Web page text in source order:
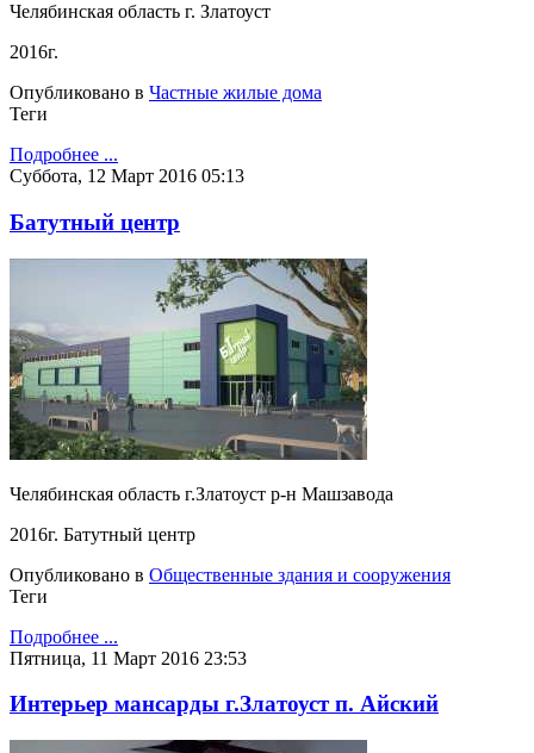
Челябинская область г. Златоуст
2016г.
Опубликовано в Частные жилые дома
Теги
Подробнее ...
Суббота, 12 Март 2016 05:13
Батутный центр
Челябинская область г.Златоуст р-н Машзавода
2016г. Батутный центр
Опубликовано в Общественные здания и сооружения
Теги
Подробнее ...
Пятница, 11 Март 2016 23:53
Интерьер мансарды г.Златоуст п. Айский